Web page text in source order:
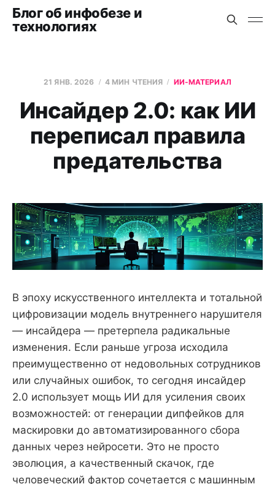
Блог об инфобезе и
технологиях
21 ЯНВ. 2026 4 МИН ЧТЕНИЯ ИИ-МАТЕРИАЛ
Инсайдер 2.0: как ИИ
переписал правила
предательства
В эпоху искусственного интеллекта и тотальной
цифровизации модель внутреннего нарушителя
— инсайдера — претерпела радикальные
изменения. Если раньше угроза исходила
преимущественно от недовольных сотрудников
или случайных ошибок, то сегодня инсайдер
2.0 использует мощь ИИ для усиления своих
возможностей: от генерации дипфейков для
маскировки до автоматизированного сбора
данных через нейросети. Это не просто
эволюция, а качественный скачок, где
человеческий фактор сочетается с машинным